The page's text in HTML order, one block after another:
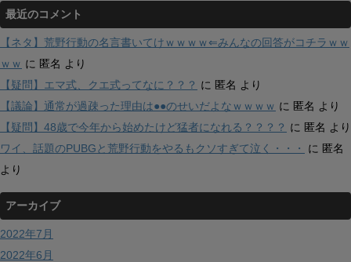
最近のコメント
【ネタ】荒野行動の名言書いてけｗｗｗｗ⇐みんなの回答がコチラｗｗ
ｗｗ に 匿名 より
【疑問】エマ式、クエ式ってなに？？？ に 匿名 より
【議論】通常が過疎った理由は●●のせいだよなｗｗｗｗ に 匿名 より
【疑問】48歳で今年から始めたけど猛者になれる？？？？ に 匿名 より
ワイ、話題のPUBGと荒野行動をやるもクソすぎて泣く・・・
に 匿名
より
アーカイブ
2022年7月
2022年6月